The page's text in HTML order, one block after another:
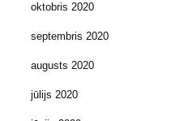
oktobris 2020
septembris 2020
augusts 2020
jūlijs 2020